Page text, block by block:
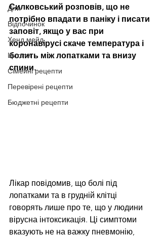
Діти
Відпочинок
Хенд мейд
Цитати
Сімейні рецепти
Перевірені рецепти
Бюджетні рецепти
Силковський розповів, що не
потрібно впадати в паніку і писати
заповіт, якщо у вас при
коронавірусі скаче температура і
болить між лопатками та внизу
спини.
Лікар повідомив, що болі під
лопатками та в грудній клітці
говорять лише про те, що у людини
вірусна інтоксикація. Ці симптоми
вказують не на важку пневмонію,